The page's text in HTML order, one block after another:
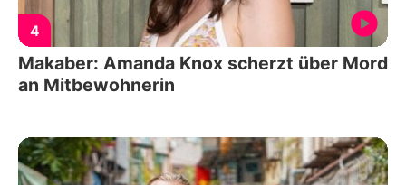
4
Makaber: Amanda Knox scherzt über Mord
an Mitbewohnerin